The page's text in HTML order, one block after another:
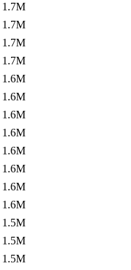
1.7M
1.7M
1.7M
1.7M
1.6M
1.6M
1.6M
1.6M
1.6M
1.6M
1.6M
1.6M
1.5M
1.5M
1.5M